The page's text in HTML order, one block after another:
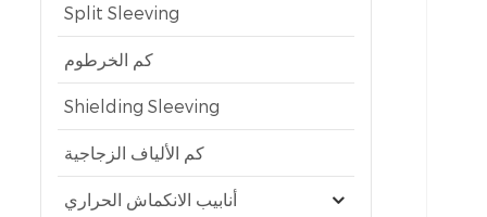
Split Sleeving
كم الخرطوم
Shielding Sleeving
كم الألياف الزجاجية
أنابيب الانكماش الحراري